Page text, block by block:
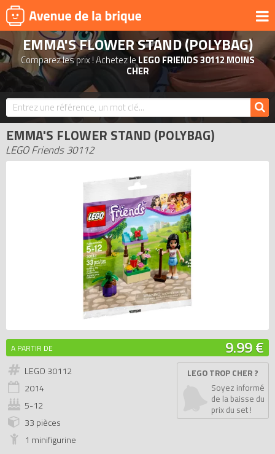
UNIVERS
PRODUITS DÉRIVÉS
NOUVEAUTÉS
LEGO 2026
BONS PLANS
ASSOCIATIONS DE FANS
EXPOSITIONS LEGO
LEGO LES PLUS CHERS
DERNIERS LEGO AJOUTÉS
EMMA'S FLOWER STAND (POLYBAG)
Comparez les prix ! Achetez leLEGO FRIENDS 30112 MOINS
CHER
EMMA'S FLOWER STAND (POLYBAG)
LEGO Friends 30112
A PARTIR DE 9.99 €
LEGO 30112
2014
5-12
33 pièces
1 minifigurine
LEGO TROP CHER ?
Soyez informé
de la baisse du
prix du set !